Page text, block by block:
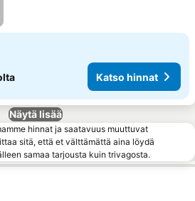
Katso hinnat
Näytä lisää
hinnat ja saatavuus muuttuvat
sitä, että et välttämättä aina löydä
samaa tarjousta kuin trivagosta.